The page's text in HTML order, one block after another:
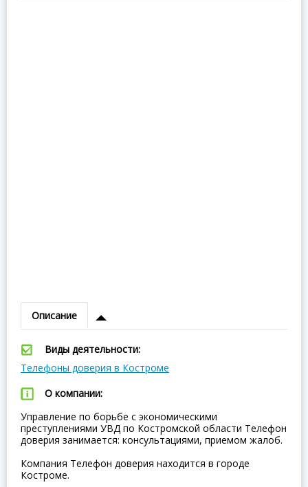
Описание
Виды деятельности:
Телефоны доверия в Костроме
О компании:
Управление по борьбе с экономическими
преступлениями УВД по Костромской области Телефон
доверия занимается: консультациями, приемом жалоб.
Компания Телефон доверия находится в городе
Костроме.